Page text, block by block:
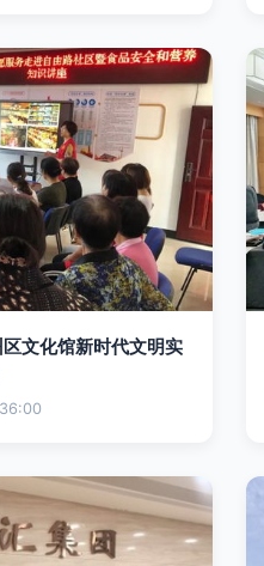
文化馆新时代文明实